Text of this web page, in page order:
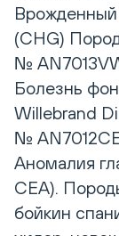
(CHG)
№
Болезнь
Willebrand
№
Аномалия
CEA).
бойкин